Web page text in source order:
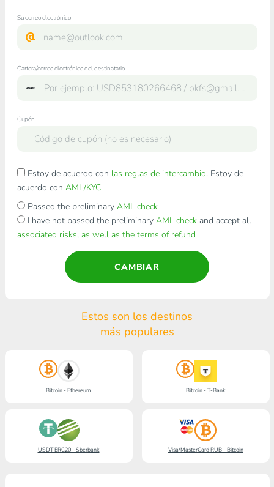
Su correo electrónico
Cartera/correo electrónico del destinatario
Cupón
Estoy de acuerdo con las reglas de intercambio. Estoy de
acuerdo con AML/KYC
Passed the preliminary AML check
I have not passed the preliminary AML checkand accept all
associated risks, as well as the terms of refund
CAMBIAR
Estos son los destinos
más populares
Bitcoin - Ethereum Bitcoin - T-Bank
USDT ERC20 - Sberbank Visa/MasterCard RUB - Bitcoin